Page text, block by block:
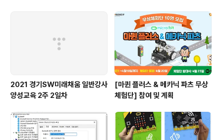
2021 경기SW미래채움 일반강사
양성교육 2주 2일차
[마퀸 플러스 & 메카닉 파츠 무상
체험단] 참여 및 계획